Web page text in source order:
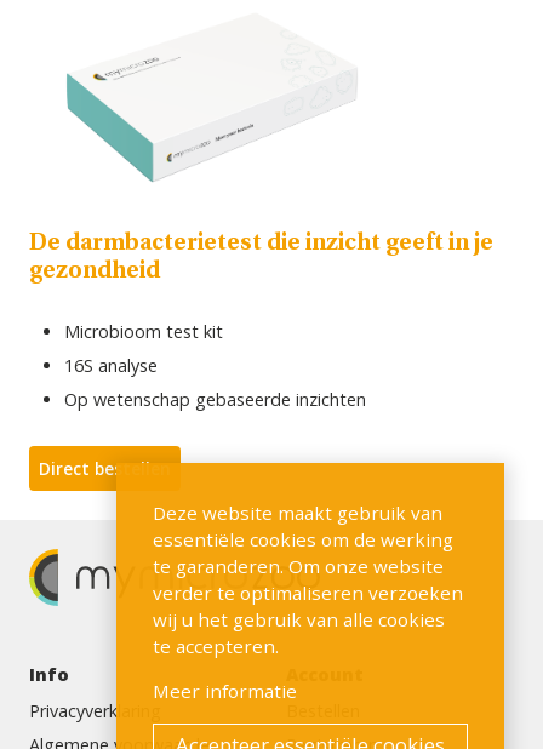
De darmbacterietest die inzicht geeft in je
gezondheid
Microbioom test kit
16S analyse
Op wetenschap gebaseerde inzichten
Direct bestellen
Info
Privacyverklaring
Algemene voorwaarden
Registreren
Deze website maakt gebruik van
essentiële cookies om de werking
te garanderen. Om onze website
verder te optimaliseren verzoeken
wij u het gebruik van alle cookies
te accepteren.
Meer informatie